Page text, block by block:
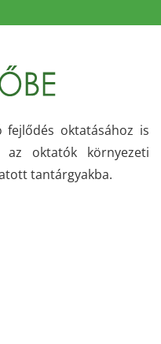
fejlődés oktatásához is
az oktatók környezeti
tantárgyakba.